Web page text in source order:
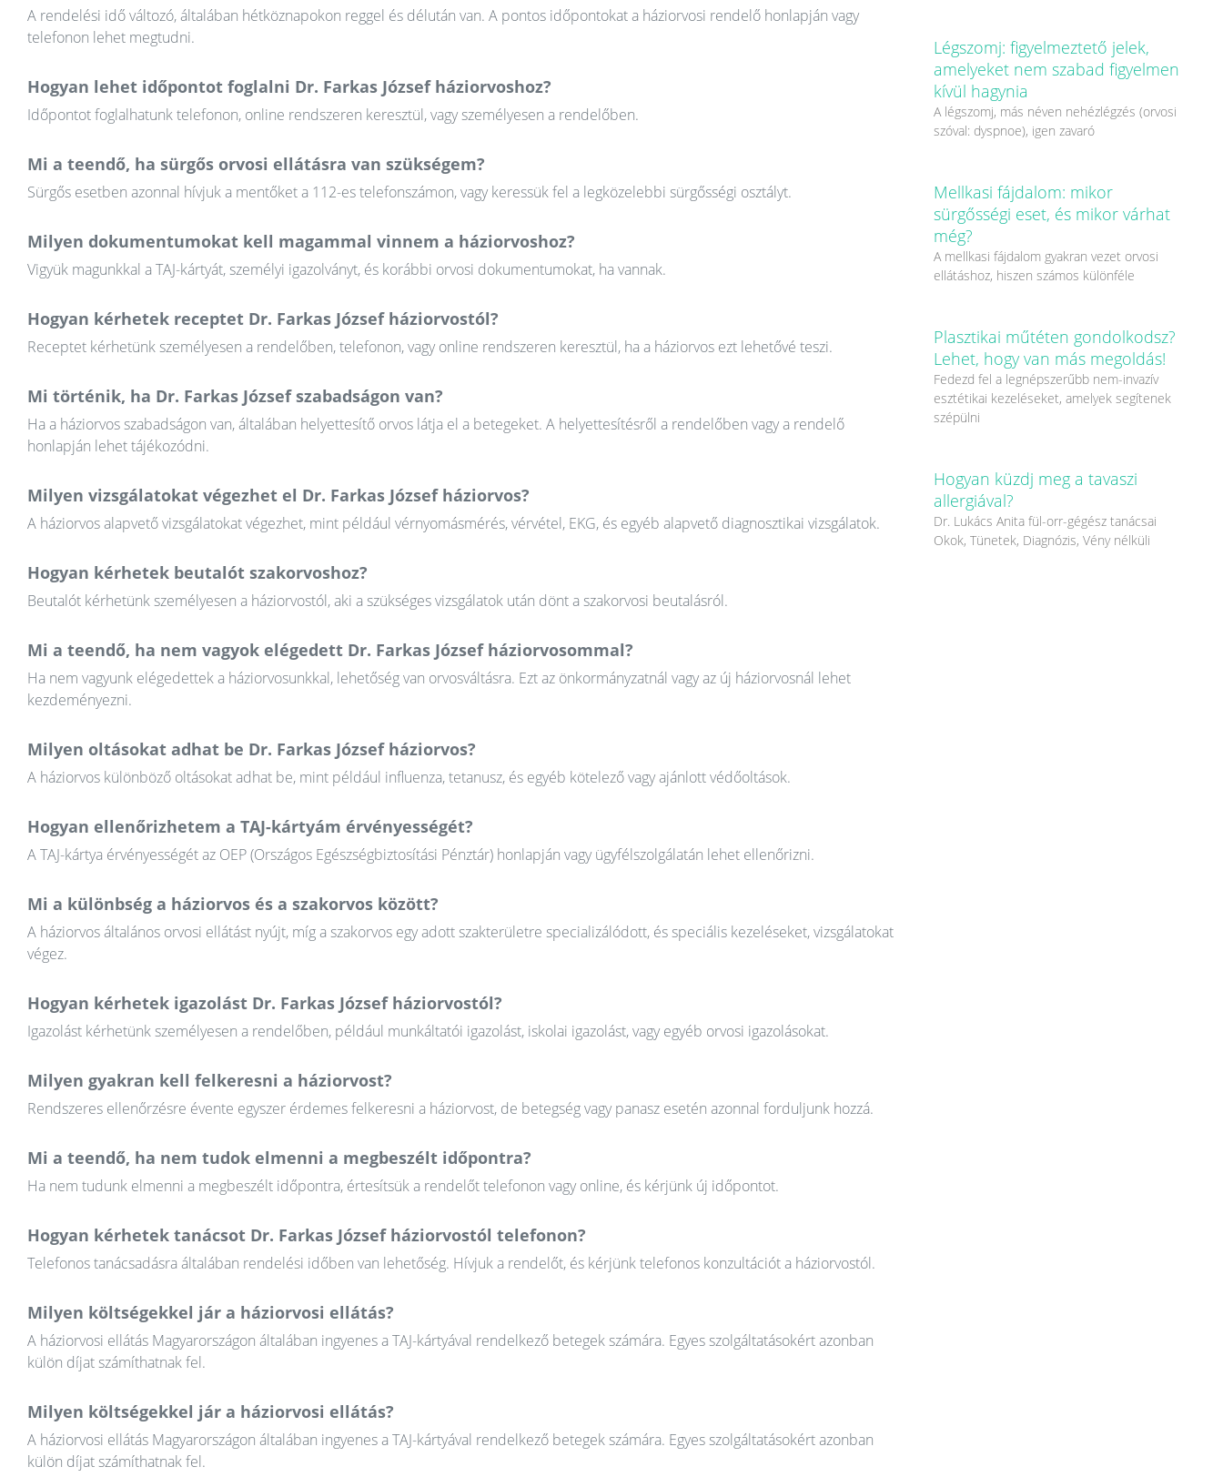
A rendelési idő változó, általában hétköznapokon reggel és délután van. A pontos időpontokat a háziorvosi rendelő honlapján vagy
telefonon lehet megtudni.
Hogyan lehet időpontot foglalni Dr. Farkas József háziorvoshoz?
Időpontot foglalhatunk telefonon, online rendszeren keresztül, vagy személyesen a rendelőben.
Mi a teendő, ha sürgős orvosi ellátásra van szükségem?
Sürgős esetben azonnal hívjuk a mentőket a 112-es telefonszámon, vagy keressük fel a legközelebbi sürgősségi osztályt.
Milyen dokumentumokat kell magammal vinnem a háziorvoshoz?
Vigyük magunkkal a TAJ-kártyát, személyi igazolványt, és korábbi orvosi dokumentumokat, ha vannak.
Hogyan kérhetek receptet Dr. Farkas József háziorvostól?
Receptet kérhetünk személyesen a rendelőben, telefonon, vagy online rendszeren keresztül, ha a háziorvos ezt lehetővé teszi.
Mi történik, ha Dr. Farkas József szabadságon van?
Ha a háziorvos szabadságon van, általában helyettesítő orvos látja el a betegeket. A helyettesítésről a rendelőben vagy a rendelő
honlapján lehet tájékozódni.
Milyen vizsgálatokat végezhet el Dr. Farkas József háziorvos?
A háziorvos alapvető vizsgálatokat végezhet, mint például vérnyomásmérés, vérvétel, EKG, és egyéb alapvető diagnosztikai vizsgálatok.
Hogyan kérhetek beutalót szakorvoshoz?
Beutalót kérhetünk személyesen a háziorvostól, aki a szükséges vizsgálatok után dönt a szakorvosi beutalásról.
Mi a teendő, ha nem vagyok elégedett Dr. Farkas József háziorvosommal?
Ha nem vagyunk elégedettek a háziorvosunkkal, lehetőség van orvosváltásra. Ezt az önkormányzatnál vagy az új háziorvosnál lehet
kezdeményezni.
Milyen oltásokat adhat be Dr. Farkas József háziorvos?
A háziorvos különböző oltásokat adhat be, mint például influenza, tetanusz, és egyéb kötelező vagy ajánlott védőoltások.
Hogyan ellenőrizhetem a TAJ-kártyám érvényességét?
A TAJ-kártya érvényességét az OEP (Országos Egészségbiztosítási Pénztár) honlapján vagy ügyfélszolgálatán lehet ellenőrizni.
Mi a különbség a háziorvos és a szakorvos között?
A háziorvos általános orvosi ellátást nyújt, míg a szakorvos egy adott szakterületre specializálódott, és speciális kezeléseket, vizsgálatokat
végez.
Hogyan kérhetek igazolást Dr. Farkas József háziorvostól?
Igazolást kérhetünk személyesen a rendelőben, például munkáltatói igazolást, iskolai igazolást, vagy egyéb orvosi igazolásokat.
Milyen gyakran kell felkeresni a háziorvost?
Rendszeres ellenőrzésre évente egyszer érdemes felkeresni a háziorvost, de betegség vagy panasz esetén azonnal forduljunk hozzá.
Mi a teendő, ha nem tudok elmenni a megbeszélt időpontra?
Ha nem tudunk elmenni a megbeszélt időpontra, értesítsük a rendelőt telefonon vagy online, és kérjünk új időpontot.
Hogyan kérhetek tanácsot Dr. Farkas József háziorvostól telefonon?
Telefonos tanácsadásra általában rendelési időben van lehetőség. Hívjuk a rendelőt, és kérjünk telefonos konzultációt a háziorvostól.
Milyen költségekkel jár a háziorvosi ellátás?
A háziorvosi ellátás Magyarországon általában ingyenes a TAJ-kártyával rendelkező betegek számára. Egyes szolgáltatásokért azonban
külön díjat számíthatnak fel.
Milyen költségekkel jár a háziorvosi ellátás?
A háziorvosi ellátás Magyarországon általában ingyenes a TAJ-kártyával rendelkező betegek számára. Egyes szolgáltatásokért azonban
külön díjat számíthatnak fel.
Légszomj: figyelmeztető jelek,
amelyeket nem szabad figyelmen
kívül hagynia
A légszomj, más néven nehézlégzés (orvosi
szóval: dyspnoe), igen zavaró
Mellkasi fájdalom: mikor
sürgősségi eset, és mikor várhat
még?
A mellkasi fájdalom gyakran vezet orvosi
ellátáshoz, hiszen számos különféle
Plasztikai műtéten gondolkodsz?
Lehet, hogy van más megoldás!
Fedezd fel a legnépszerűbb nem-invazív
esztétikai kezeléseket, amelyek segítenek
szépülni
Hogyan küzdj meg a tavaszi
allergiával?
Dr. Lukács Anita fül-orr-gégész tanácsai
Okok, Tünetek, Diagnózis, Vény nélküli